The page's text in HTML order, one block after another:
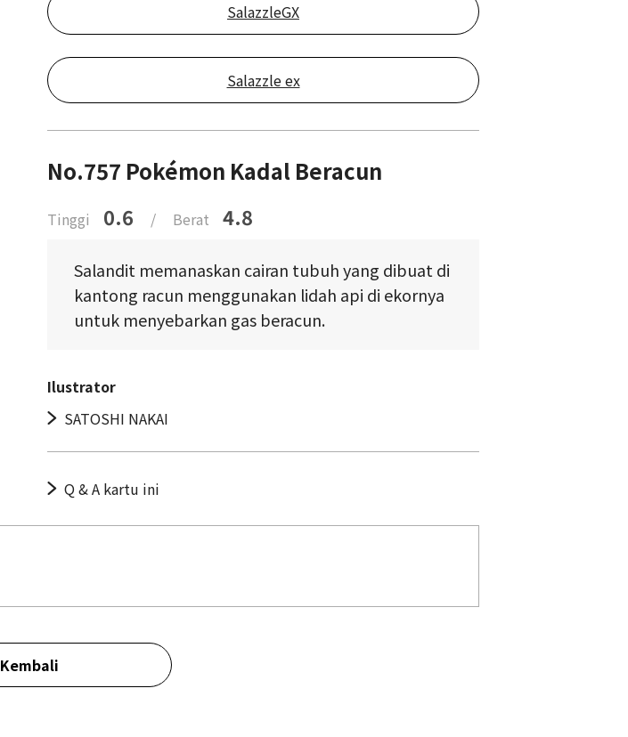
SalazzleGX
Salazzle ex
No.757 Pokémon Kadal Beracun
Tinggi 0.6 / Berat 4.8
Salandit memanaskan cairan tubuh yang dibuat di
kantong racun menggunakan lidah api di ekornya
untuk menyebarkan gas beracun.
Ilustrator
SATOSHI NAKAI
Q & A kartu ini
Kembali